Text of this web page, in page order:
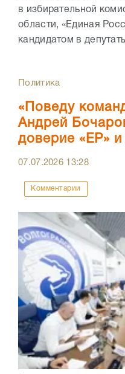
в избирательной
области, «Единая
кандидатом в
Политика
«Поведу
Андрей
доверие «ЕР»
07.07.2026 13:28
Комментарии